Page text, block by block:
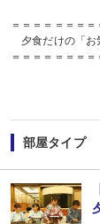
＝＝＝＝＝＝＝
夕食だけの「お
＝＝＝＝＝＝＝
こちらのプラン
夕食のみの価格
絶景を眺める温
＝＝＝＝＝＝＝
【絶景露天風呂×
楽しい夏の思い出
＝＝＝＝＝＝＝
＼＼鳥取を“まる
●ライブキッチン
●鳥取名物「牛骨
部屋タイプ